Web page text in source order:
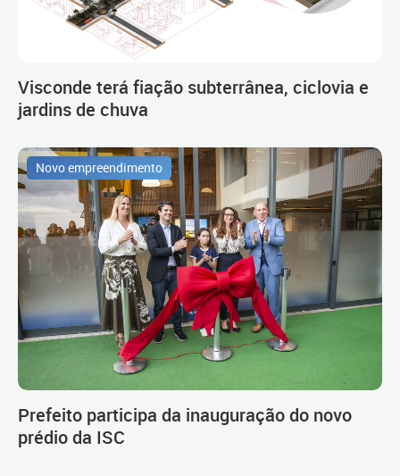
Visconde terá fiação subterrânea, ciclovia e
jardins de chuva
Novo empreendimento
Prefeito participa da inauguração do novo
prédio da ISC